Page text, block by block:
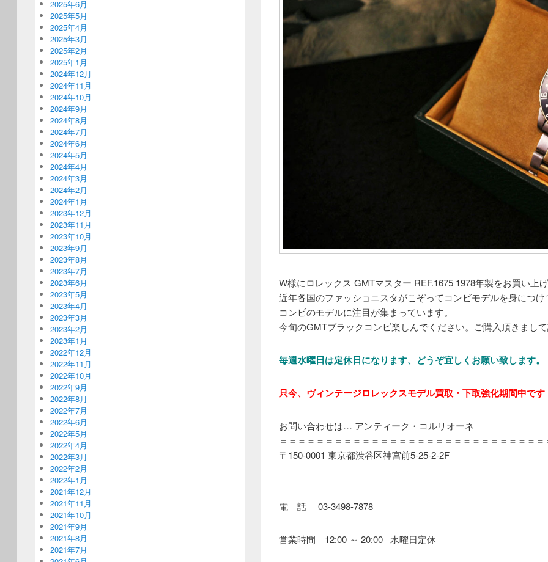
W様にロレックス GMTマスター REF.1675 1978年製をお買い上げ
近年各国のファッショニスタがこぞってコンビモデルを身につ
コンビのモデルに注目が集まっています。
今旬のGMTブラックコンビ楽しんでください。ご購入頂きまし
毎週水曜日は定休日になります、どうぞ宜しくお願い致します。
只今、ヴィンテージロレックスモデル買取・下取強化期間中です
お問い合わせは… アンティーク・コルリオーネ
＝＝＝＝＝＝＝＝＝＝＝＝＝＝＝＝＝＝＝＝＝＝＝＝＝＝＝＝＝
〒150-0001 東京都渋谷区神宮前5-25-2-2F
電 話 03-3498-7878
営業時間 12:00 ～ 20:00 水曜日定休
2025年6月
2025年5月
2025年4月
2025年3月
2025年2月
2025年1月
2024年12月
2024年11月
2024年10月
2024年9月
2024年8月
2024年7月
2024年6月
2024年5月
2024年4月
2024年3月
2024年2月
2024年1月
2023年12月
2023年11月
2023年10月
2023年9月
2023年8月
2023年7月
2023年6月
2023年5月
2023年4月
2023年3月
2023年2月
2023年1月
2022年12月
2022年11月
2022年10月
2022年9月
2022年8月
2022年7月
2022年6月
2022年5月
2022年4月
2022年3月
2022年2月
2022年1月
2021年12月
2021年11月
2021年10月
2021年9月
2021年8月
2021年7月